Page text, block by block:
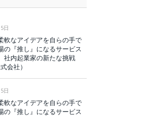
日
軟なアイデアを自らの手で
の『推し』になるサービス
社内起業家の新たな挑戦
会社）
日
軟なアイデアを自らの手で
の『推し』になるサービス